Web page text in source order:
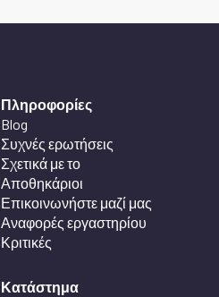
Πληροφορίες
Blog
Συχνές ερωτήσεις
Σχετικά με το
Αποθηκάριοι
Επικοινωνήστε μαζί μας
Αναφορές εργαστηρίου
Κριτικές
Κατάστημα